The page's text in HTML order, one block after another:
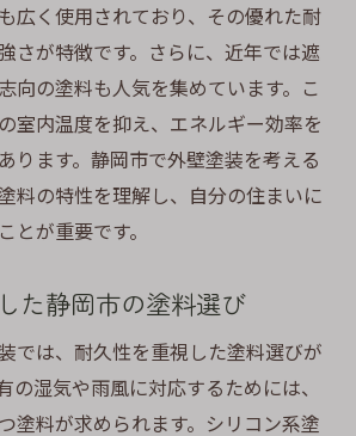
広く使用されており、その優れた耐
さが特徴です。さらに、近年では遮
向の塗料も人気を集めています。こ
室内温度を抑え、エネルギー効率を
ります。静岡市で外壁塗装を考える
料の特性を理解し、自分の住まいに
とが重要です。
た静岡市の塗料選び
では、耐久性を重視した塗料選びが
の湿気や雨風に対応するためには、
塗料が求められます。シリコン系塗